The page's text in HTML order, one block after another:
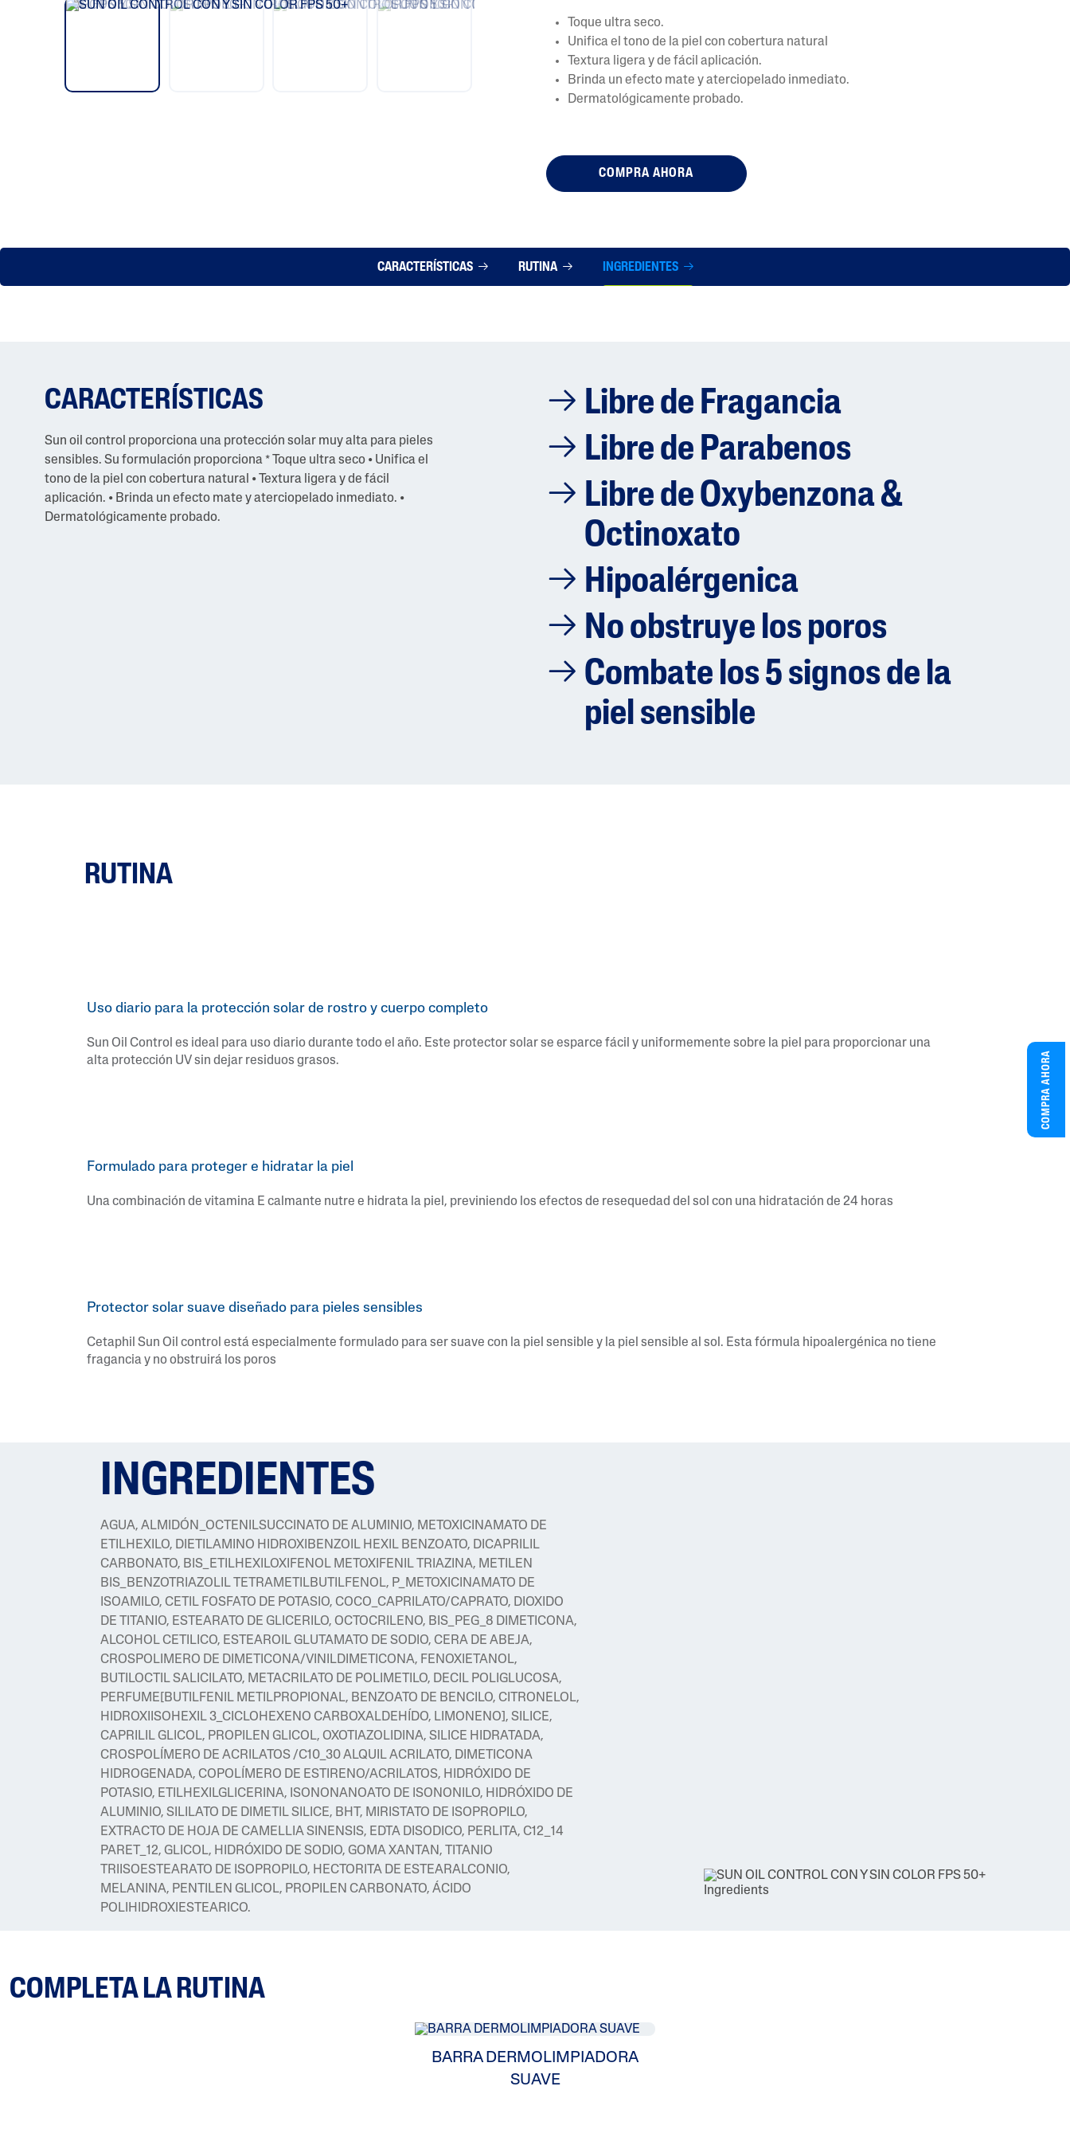
Toque ultra seco.
Unifica el tono de la piel con cobertura natural
Textura ligera y de fácil aplicación.
Brinda un efecto mate y aterciopelado inmediato.
Dermatológicamente probado.
COMPRA AHORA
CARACTERÍSTICAS RUTINA INGREDIENTES
CARACTERÍSTICAS
Sun oil control proporciona una protección solar muy alta para pieles
sensibles. Su formulación proporciona * Toque ultra seco • Unifica el
tono de la piel con cobertura natural • Textura ligera y de fácil
aplicación. • Brinda un efecto mate y aterciopelado inmediato. •
Dermatológicamente probado.
Libre de Fragancia
Libre de Parabenos
Libre de Oxybenzona &
Octinoxato
Hipoalérgenica
No obstruye los poros
Combate los 5 signos de la
piel sensible
RUTINA
Uso diario para la protección solar de rostro y cuerpo completo
Sun Oil Control es ideal para uso diario durante todo el año. Este protector solar se esparce fácil y uniformemente sobre la piel para proporcionar una
alta protección UV sin dejar residuos grasos.
Formulado para proteger e hidratar la piel
Una combinación de vitamina E calmante nutre e hidrata la piel, previniendo los efectos de resequedad del sol con una hidratación de 24 horas
Protector solar suave diseñado para pieles sensibles
Cetaphil Sun Oil control está especialmente formulado para ser suave con la piel sensible y la piel sensible al sol. Esta fórmula hipoalergénica no tiene
fragancia y no obstruirá los poros
INGREDIENTES
AGUA, ALMIDÓN_OCTENILSUCCINATO DE ALUMINIO, METOXICINAMATO DE
ETILHEXILO, DIETILAMINO HIDROXIBENZOIL HEXIL BENZOATO, DICAPRILIL
CARBONATO, BIS_ETILHEXILOXIFENOL METOXIFENIL TRIAZINA, METILEN
BIS_BENZOTRIAZOLIL TETRAMETILBUTILFENOL, P_METOXICINAMATO DE
ISOAMILO, CETIL FOSFATO DE POTASIO, COCO_CAPRILATO/CAPRATO, DIOXIDO
DE TITANIO, ESTEARATO DE GLICERILO, OCTOCRILENO, BIS_PEG_8 DIMETICONA,
ALCOHOL CETILICO, ESTEAROIL GLUTAMATO DE SODIO, CERA DE ABEJA,
CROSPOLIMERO DE DIMETICONA/VINILDIMETICONA, FENOXIETANOL,
BUTILOCTIL SALICILATO, METACRILATO DE POLIMETILO, DECIL POLIGLUCOSA,
PERFUME[BUTILFENIL METILPROPIONAL, BENZOATO DE BENCILO, CITRONELOL,
HIDROXIISOHEXIL 3_CICLOHEXENO CARBOXALDEHÍDO, LIMONENO], SILICE,
CAPRILIL GLICOL, PROPILEN GLICOL, OXOTIAZOLIDINA, SILICE HIDRATADA,
CROSPOLÍMERO DE ACRILATOS /C10_30 ALQUIL ACRILATO, DIMETICONA
HIDROGENADA, COPOLÍMERO DE ESTIRENO/ACRILATOS, HIDRÓXIDO DE
POTASIO, ETILHEXILGLICERINA, ISONONANOATO DE ISONONILO, HIDRÓXIDO DE
ALUMINIO, SILILATO DE DIMETIL SILICE, BHT, MIRISTATO DE ISOPROPILO,
EXTRACTO DE HOJA DE CAMELLIA SINENSIS, EDTA DISODICO, PERLITA, C12_14
PARET_12, GLICOL, HIDRÓXIDO DE SODIO, GOMA XANTAN, TITANIO
TRIISOESTEARATO DE ISOPROPILO, HECTORITA DE ESTEARALCONIO,
MELANINA, PENTILEN GLICOL, PROPILEN CARBONATO, ÁCIDO
POLIHIDROXIESTEARICO.
COMPLETA LA RUTINA
BARRA DERMOLIMPIADORA
SUAVE
COMPRA AHORA